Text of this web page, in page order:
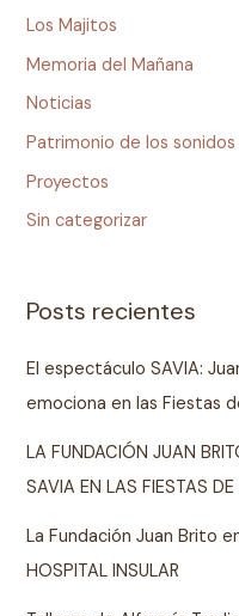
Los Majitos
Memoria del Mañana
Noticias
Patrimonio de los
Proyectos
Sin categorizar
Posts recientes
El espectáculo SAVIA:
emociona en las Fiestas
LA FUNDACIÓN JUAN
SAVIA EN LAS FIESTAS
La Fundación Juan Brito
HOSPITAL INSULAR